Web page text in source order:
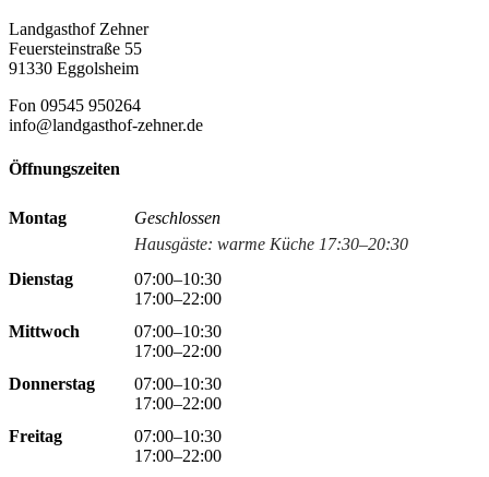
Landgasthof Zehner
Feuersteinstraße 55
91330 Eggolsheim
Fon 09545 950264
info@landgasthof-zehner.de
Öffnungszeiten
Montag
Geschlossen
Hausgäste: warme Küche 17:30–20:30
Dienstag
07:00–10:30
17:00–22:00
Mittwoch
07:00–10:30
17:00–22:00
Donnerstag
07:00–10:30
17:00–22:00
Freitag
07:00–10:30
17:00–22:00